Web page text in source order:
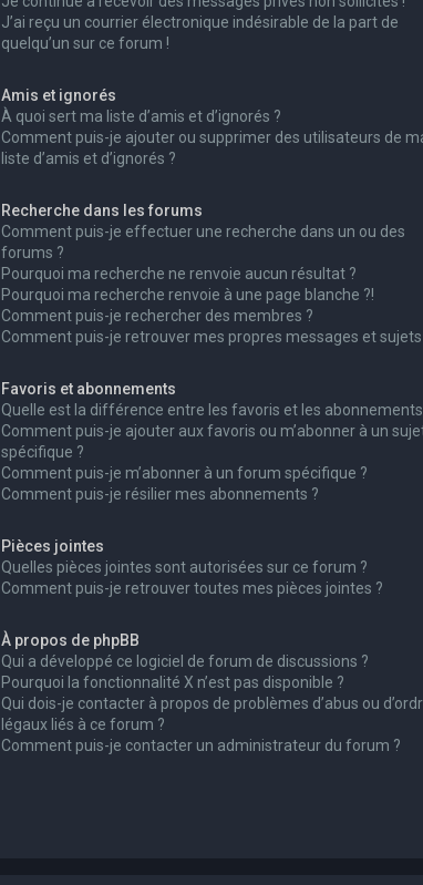
J’ai reçu un courrier électronique indésirable de la part de
quelqu’un sur ce forum !
Amis et ignorés
À quoi sert ma liste d’amis et d’ignorés ?
Comment puis-je ajouter ou supprimer des utilisateurs de
liste d’amis et d’ignorés ?
Recherche dans les forums
Comment puis-je effectuer une recherche dans un ou des
forums ?
Pourquoi ma recherche ne renvoie aucun résultat ?
Pourquoi ma recherche renvoie à une page blanche ?!
Comment puis-je rechercher des membres ?
Comment puis-je retrouver mes propres messages et sujets
Favoris et abonnements
Quelle est la différence entre les favoris et les abonnements
Comment puis-je ajouter aux favoris ou m’abonner à un
spécifique ?
Comment puis-je m’abonner à un forum spécifique ?
Comment puis-je résilier mes abonnements ?
Pièces jointes
Quelles pièces jointes sont autorisées sur ce forum ?
Comment puis-je retrouver toutes mes pièces jointes ?
À propos de phpBB
Qui a développé ce logiciel de forum de discussions ?
Pourquoi la fonctionnalité X n’est pas disponible ?
Qui dois-je contacter à propos de problèmes d’abus ou
légaux liés à ce forum ?
Comment puis-je contacter un administrateur du forum ?